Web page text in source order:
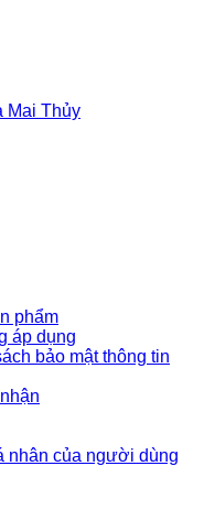
Mai Thủy
phẩm
áp dụng
bảo mật thông tin
nhân của người dùng